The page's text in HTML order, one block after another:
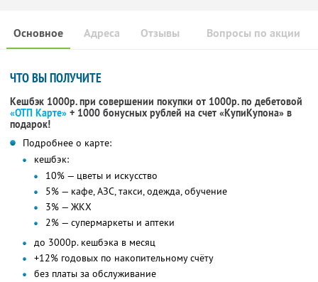
Основное Отзывы Вопросы по акции
Адреса
ЧТО ВЫ ПОЛУЧИТЕ
Кешбэк 1000р. при совершении покупки от 1000р. по дебетовой
«ОТП Карте» + 1000 бонусных рублей на счет «КупиКупона» в
подарок!
Подробнее о карте:
кешбэк:
10% — цветы и искусство
5% — кафе, АЗС, такси, одежда, обучение
3% — ЖКХ
2% — супермаркеты и аптеки
до 3000р. кешбэка в месяц
+12% годовых по накопительному счёту
без платы за обслуживание